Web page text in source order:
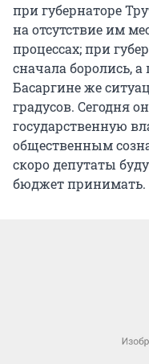
при губернаторе
на отсутствие им
процессах; при
сначала боролись,
Басаргине же
градусов. Сегодня
государственную
общественным
скоро депутаты
бюджет принимать.